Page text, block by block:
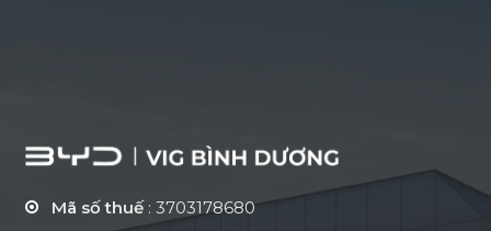
Mã số thuế: 3703178680